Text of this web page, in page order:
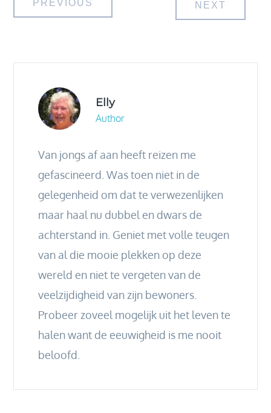
PREVIOUS NEXT
Elly
Author
Van jongs af aan heeft reizen me
gefascineerd. Was toen niet in de
gelegenheid om dat te verwezenlijken
maar haal nu dubbel en dwars de
achterstand in. Geniet met volle teugen
van al die mooie plekken op deze
wereld en niet te vergeten van de
veelzijdigheid van zijn bewoners.
Probeer zoveel mogelijk uit het leven te
halen want de eeuwigheid is me nooit
beloofd.